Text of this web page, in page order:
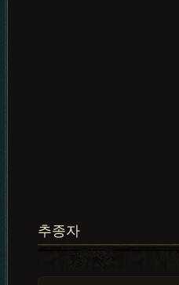
추종자